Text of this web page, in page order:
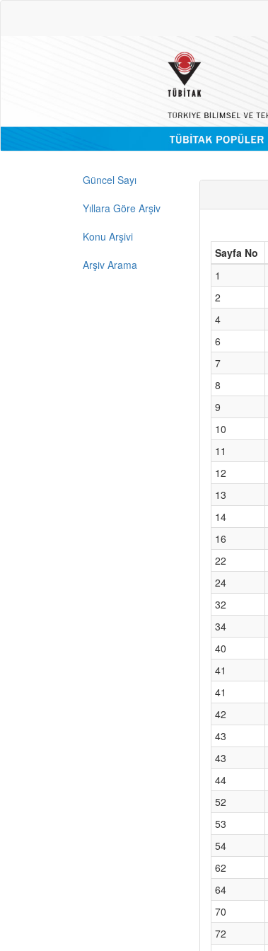
Güncel Sayı
Yıllara Göre Arşiv
Konu Arşivi
Arşiv Arama
Sayfa No
1
2
4
6
7
8
9
10
11
12
13
14
16
22
24
32
34
40
41
41
42
43
43
44
52
53
54
62
64
70
72